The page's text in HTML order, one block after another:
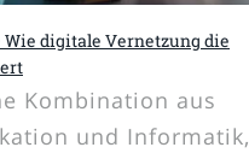
digitale Vernetzung die
Kombination aus
und Informatik,